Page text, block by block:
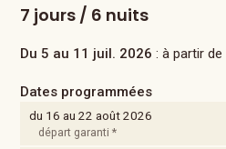
7 jours / 6 nuits
Du 5 au 11 juil. 2026 : à partir de
Dates programmées
du 16 au 22 août 2026
départ garanti *